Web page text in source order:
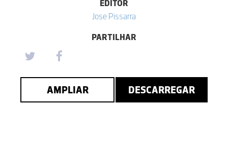
EDITOR
Jose Pissarra
PARTILHAR
AMPLIAR DESCARREGAR